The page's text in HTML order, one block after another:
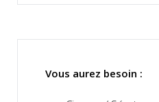
Vous aurez besoin :